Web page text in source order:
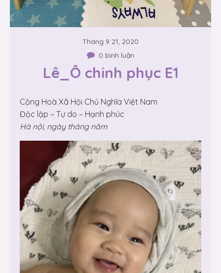
Tháng 9 21, 2020
0 bình luận
Lê_Ô chinh phục E1
Cộng Hoà Xã Hội Chủ Nghĩa Việt Nam
Độc lập – Tự do – Hạnh phúc
Hà nội, ngày tháng năm